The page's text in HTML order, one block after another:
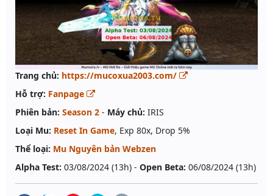
Trang chủ: https://mucoxua2003.com/
Hỗ trợ: Fanpage
Phiên bản: Season 2 - Máy chủ: IRIS
Loại Mu: Reset In Game, Exp 80x, Drop 5%
Thể loại: Mu Nguyên bản Webzen
Alpha Test: 03/08/2024 (13h) - Open Beta: 06/08/2024 (13h)